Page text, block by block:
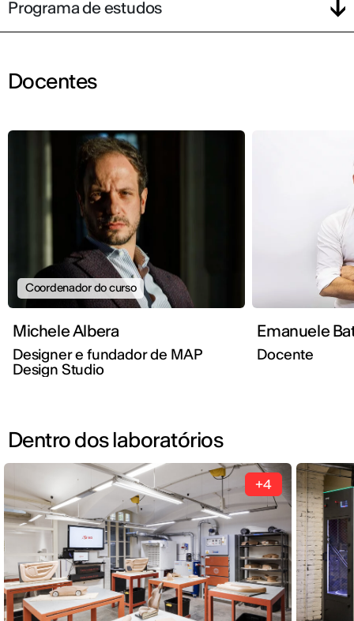
Programa de estudos
Docentes
Coordenador do curso
Michele Albera
Designer e fundador de MAP
Design Studio
Emanuele
Docente
Dentro dos laboratórios
+4